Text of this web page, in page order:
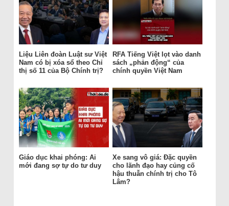
Liệu Liên đoàn Luật sư Việt
Nam có bị xóa sổ theo Chỉ
thị số 11 của Bộ Chính trị?
RFA Tiếng Việt lọt vào danh
sách „phản động“ của
chính quyền Việt Nam
Giáo dục khai phóng: Ai
mới đang sợ tự do tư duy
Xe sang vô giá: Đặc quyền
cho lãnh đạo hay củng cố
hậu thuẫn chính trị cho Tô
Lâm?